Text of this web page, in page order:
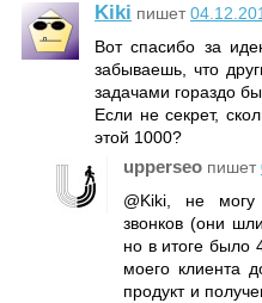
Kiki пишет
Вот спасибо за
забываешь, что
задачами гораздо
Если не секрет,
этой 1000?
upperseo пишет
@Kiki, не могу
звонков (они
но в итоге
моего клиента
продукт и